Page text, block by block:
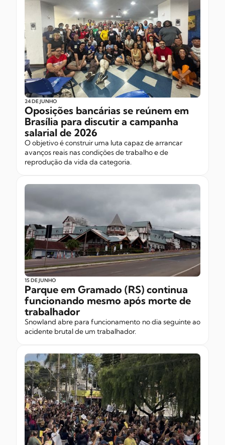
24 DE JUNHO
Oposições bancárias se reúnem em
Brasília para discutir a campanha
salarial de 2026
O objetivo é construir uma luta capaz de arrancar
avanços reais nas condições de trabalho e de
reprodução da vida da categoria.
15 DE JUNHO
Parque em Gramado (RS) continua
funcionando mesmo após morte de
trabalhador
Snowland abre para funcionamento no dia seguinte ao
acidente brutal de um trabalhador.